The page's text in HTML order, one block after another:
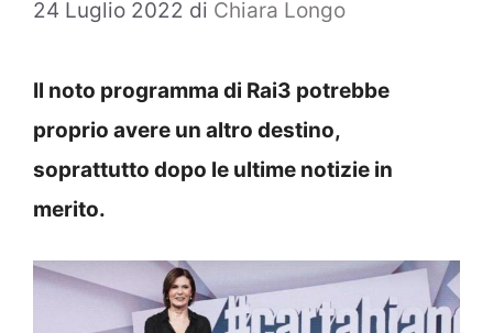
24 Luglio 2022 di Chiara Longo
Il noto programma di Rai3 potrebbe
proprio avere un altro destino,
soprattutto dopo le ultime notizie in
merito.